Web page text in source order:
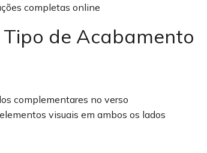
completas online
de Acabamento
complementares no verso
visuais em ambos os lados